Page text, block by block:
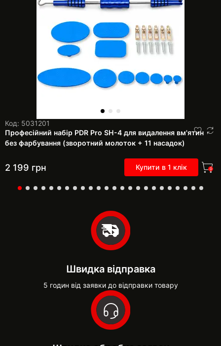
Код: 5031201
Професійний набір PDR Pro SH-4 для видалення вм'ятин
без фарбування (зворотний молоток + 11 насадок)
2 199 грн Купити в 1 клік 0
Швидка відправка
5 годин від заявки до відправки товару